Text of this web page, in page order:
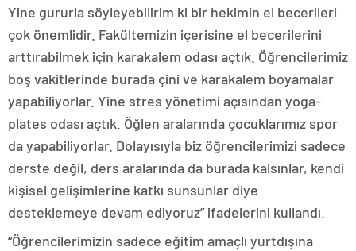
Yine gururla söyleyebilirim ki bir hekimin el becerileri
çok önemlidir. Fakültemizin içerisine el becerilerini
arttırabilmek için karakalem odası açtık. Öğrencilerimiz
boş vakitlerinde burada çini ve karakalem boyamalar
yapabiliyorlar. Yine stres yönetimi açısından yoga-
plates odası açtık. Öğlen aralarında çocuklarımız spor
da yapabiliyorlar. Dolayısıyla biz öğrencilerimizi sadece
derste değil, ders aralarında da burada kalsınlar, kendi
kişisel gelişimlerine katkı sunsunlar diye
desteklemeye devam ediyoruz” ifadelerini kullandı.
“Öğrencilerimizin sadece eğitim amaçlı yurtdışına